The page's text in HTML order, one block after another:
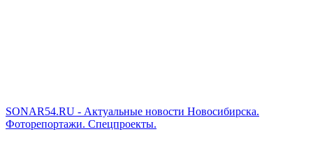
SONAR54.RU - Актуальные новости Новосибирска.
Фоторепортажи. Спецпроекты.